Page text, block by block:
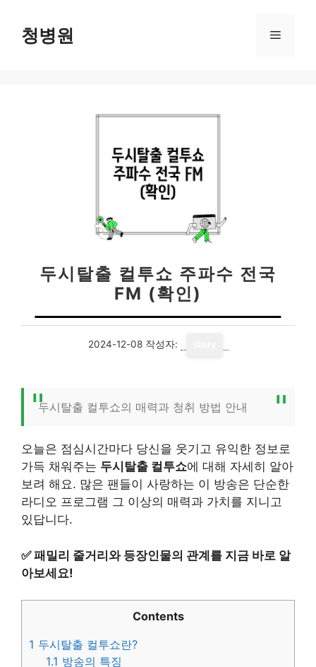
청병원 메
두시탈출 컬투쇼 주파수 전국
FM (확인)
2024-12-08 작성자:
두시탈출 컬투쇼의 매력과 청취 방법 안내
오늘은 점심시간마다 당신을 웃기고 유익한 정보로
가득 채워주는 두시탈출 컬투쇼에 대해 자세히 알아
보려 해요. 많은 팬들이 사랑하는 이 방송은 단순한
라디오 프로그램 그 이상의 매력과 가치를 지니고
있답니다.
✅패밀리 줄거리와 등장인물의 관계를 지금 바로 알
아보세요!
Contents
1 두시탈출 컬투쇼란?
1.1 방송의 특징